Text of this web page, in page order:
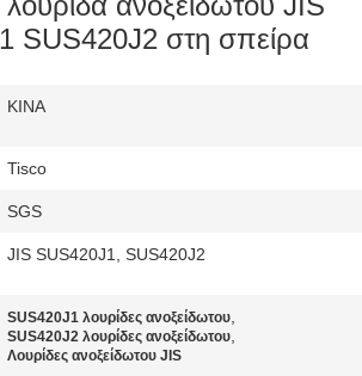
SUS420J2 στη σπείρα
ΚΙΝΑ
Tisco
SGS
JIS SUS420J1, SUS420J2
SUS420J1 λουρίδες ανοξείδωτου,
SUS420J2 λουρίδες ανοξείδωτου,
Λουρίδες ανοξείδωτου JIS